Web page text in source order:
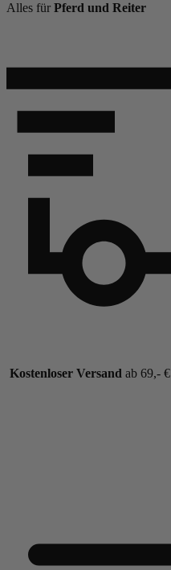
Alles für Pferd und Reiter
Kostenloser Versand ab 69,- €